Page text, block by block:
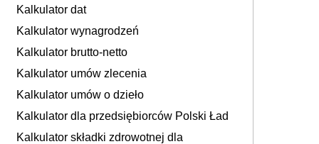
Kalkulator dat
Kalkulator wynagrodzeń
Kalkulator brutto-netto
Kalkulator umów zlecenia
Kalkulator umów o dzieło
Kalkulator dla przedsiębiorców Polski Ład
Kalkulator składki zdrowotnej dla